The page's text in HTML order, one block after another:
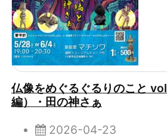
仏像をめぐるぐるりのこと
編）・田の神さぁ
2026-04-23